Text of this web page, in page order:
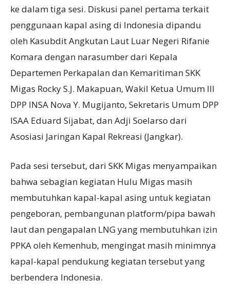
ke dalam tiga sesi. Diskusi panel pertama terkait
penggunaan kapal asing di Indonesia dipandu
oleh Kasubdit Angkutan Laut Luar Negeri Rifanie
Komara dengan narasumber dari Kepala
Departemen Perkapalan dan Kemaritiman SKK
Migas Rocky S.J. Makapuan, Wakil Ketua Umum III
DPP INSA Nova Y. Mugijanto, Sekretaris Umum DPP
ISAA Eduard Sijabat, dan Adji Soelarso dari
Asosiasi Jaringan Kapal Rekreasi (Jangkar).
Pada sesi tersebut, dari SKK Migas menyampaikan
bahwa sebagian kegiatan Hulu Migas masih
membutuhkan kapal-kapal asing untuk kegiatan
pengeboran, pembangunan platform/pipa bawah
laut dan pengapalan LNG yang membutuhkan izin
PPKA oleh Kemenhub, mengingat masih minimnya
kapal-kapal pendukung kegiatan tersebut yang
berbendera Indonesia.